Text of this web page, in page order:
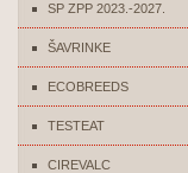
SP ZPP 2023.-2027.
ŠAVRINKE
ECOBREEDS
TESTEAT
CIREVALC